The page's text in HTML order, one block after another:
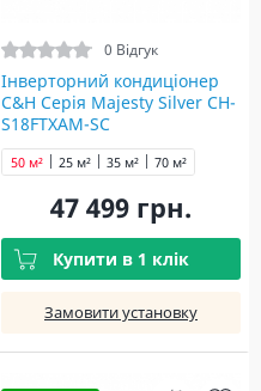
0 Відгук
Інверторний кондиціонер
C&H Серія Majesty Silver CH-
S18FTXAM-SC
25 м² 35 м²
50 м² 70 м²
47 499 грн.
Купити в 1 клік
Замовити установку